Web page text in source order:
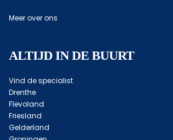
Meer over ons
ALTIJD IN DE BUURT
Vind de specialist
Drenthe
Flevoland
Friesland
Gelderland